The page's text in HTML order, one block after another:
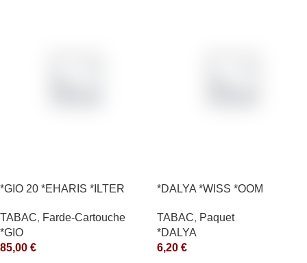
*GIO 20 *EHARIS *ILTER
TABAC, Farde-Cartouche
*GIO
85,00 €
*DALYA *WISS *OOM
TABAC, Paquet
*DALYA
6,20 €